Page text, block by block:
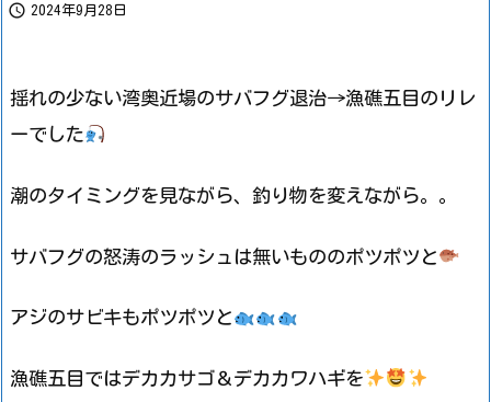
 2024年9月28日
揺れの少ない湾奥近場のサバフグ退治→漁礁五目のリレ
ーでした
潮のタイミングを見ながら、釣り物を変えながら。。
サバフグの怒涛のラッシュは無いもののポツポツと
アジのサビキもポツポツと
漁礁五目ではデカカサゴ＆デカカワハギを